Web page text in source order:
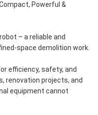
Powerful &
– a reliable and
space demolition work.
efficiency, safety, and
renovation projects, and
equipment cannot